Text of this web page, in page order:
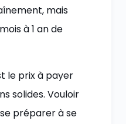
mais
à 1 an de
le prix à payer
solides. Vouloir
préparer à se